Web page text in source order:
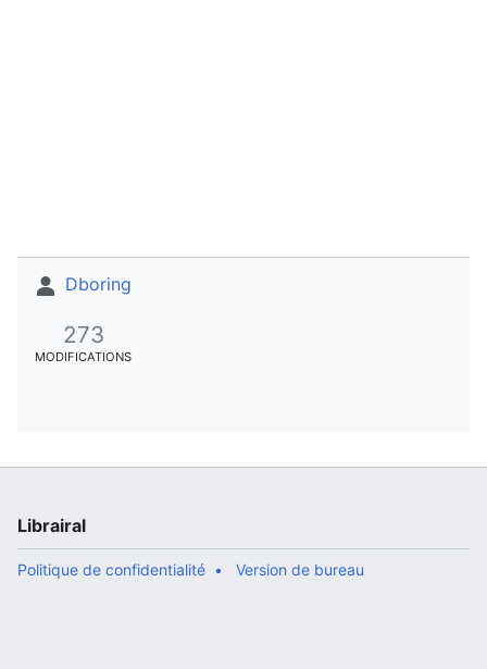
Dboring
273
MODIFICATIONS
Librairal
Politique de confidentialité Version de bureau